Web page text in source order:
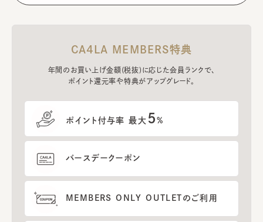
CA4LA MEMBERS特典
年間のお買い上げ金額(税抜)に応じた会員ランクで、
ポイント還元率や特典がアップグレード。
ポイント付与率 最大 5%
バースデークーポン
MEMBERS ONLY OUTLETのご利用